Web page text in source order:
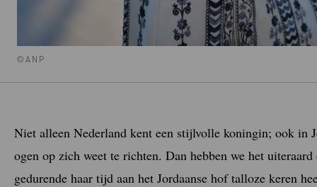
©ANP
Niet alleen Nederland kent een stijlvolle koningin; ook in
ogen op zich weet te richten. Dan hebben we het
gedurende haar tijd aan het Jordaanse hof talloze keren